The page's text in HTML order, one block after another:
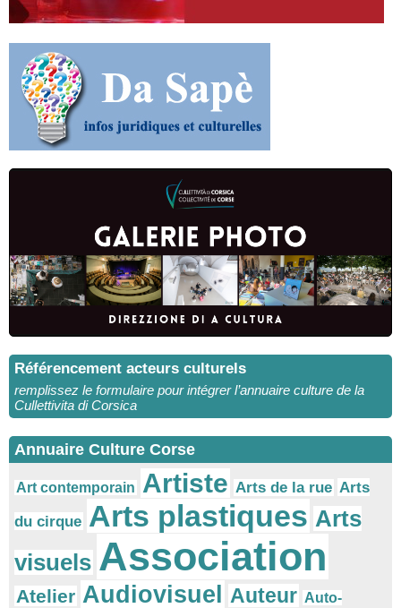
Référencement acteurs culturels
remplissez le formulaire pour intégrer l’annuaire culture de la
Cullettivita di Corsica
Annuaire Culture Corse
Art contemporain Artiste Arts de la rue Arts
du cirque Arts plastiques Arts
visuels Association
Atelier Audiovisuel Auteur Auto-